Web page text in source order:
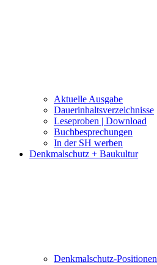
Aktuelle Ausgabe
Dauerinhaltsverzeichnisse
Leseproben | Download
Buchbesprechungen
In der SH werben
Denkmalschutz + Baukultur
Denkmalschutz-Positionen